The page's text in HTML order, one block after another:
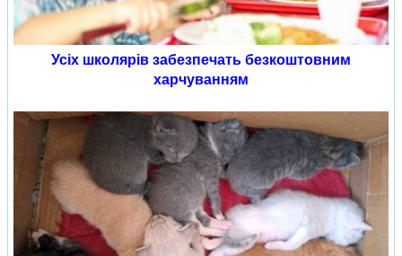
Усіх школярів забезпечать безкоштовним
харчуванням